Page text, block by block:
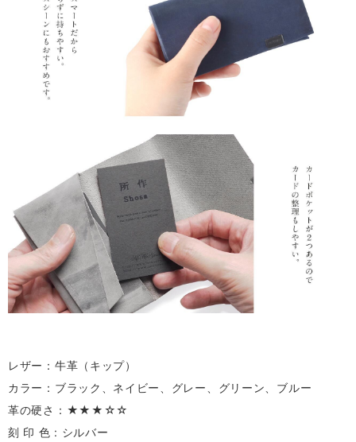
レザー：牛革（キップ）
カラー：ブラック、ネイビー、グレー、グリーン、ブルー
革の硬さ：★★★☆☆
刻 印 色 : シルバー